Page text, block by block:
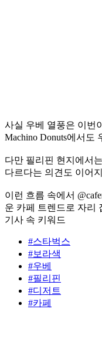
사실 우베 열풍은 이번
Machino Donuts에서도
다만 필리핀 현지에서
다르다는 의견도 이어
이런 흐름 속에서
운 카페 트렌드로 자리
기사 속 키워드
#스타벅스
#보라색
#우베
#필리핀
#디저트
#카페